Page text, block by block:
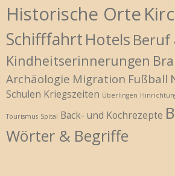
Historische Orte
Schifffahrt Hotels Beruf
Kindheitserinnerungen
Archäologie Migration Fußball
Schulen Kriegszeiten Überlingen
Tourismus Spital Back- und Kochrezepte
Wörter & Begriffe